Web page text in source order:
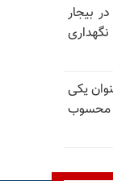
بیجار
قتل‌عام ۱۳۶۷ به‌عنوان یکی
محسوب